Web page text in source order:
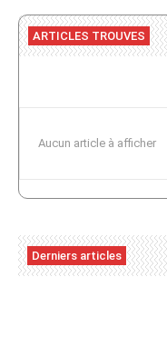
ARTICLES TROUVES
Aucun article à afficher
Derniers articles